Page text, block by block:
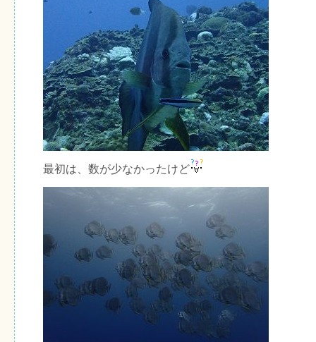
最初は、数が少なかったけど